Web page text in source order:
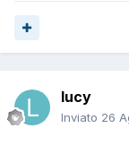
lucy
Inviato 26